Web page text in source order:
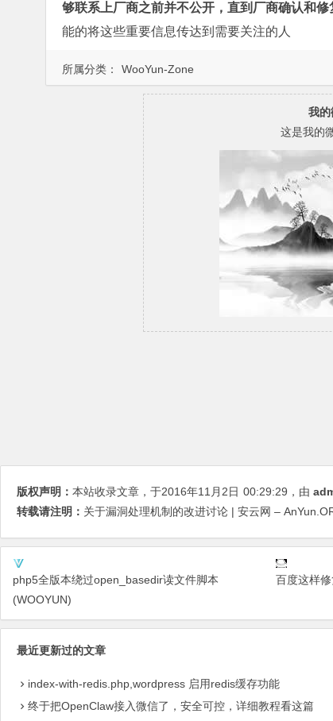
所属分类： WooYun-Zone
够联系上厂商之前并不公开，直到厂商确认和修
能的将这些重要信息传达到需要关注的人
我的
这是我的
版权声明： 本站收录文章，于2016年11月2日 00:29:29 ，由
转载请注明： 关于漏洞处理机制的改进讨论 | 安云网 –
php5全版本绕过open_basedir读文件脚本
(WOOYUN)
百度这样
最近更新过的文章
index-with-redis.php,wordpress 启用redis缓存功能
终于把OpenClaw接入微信了，安全可控，详细教程看这篇